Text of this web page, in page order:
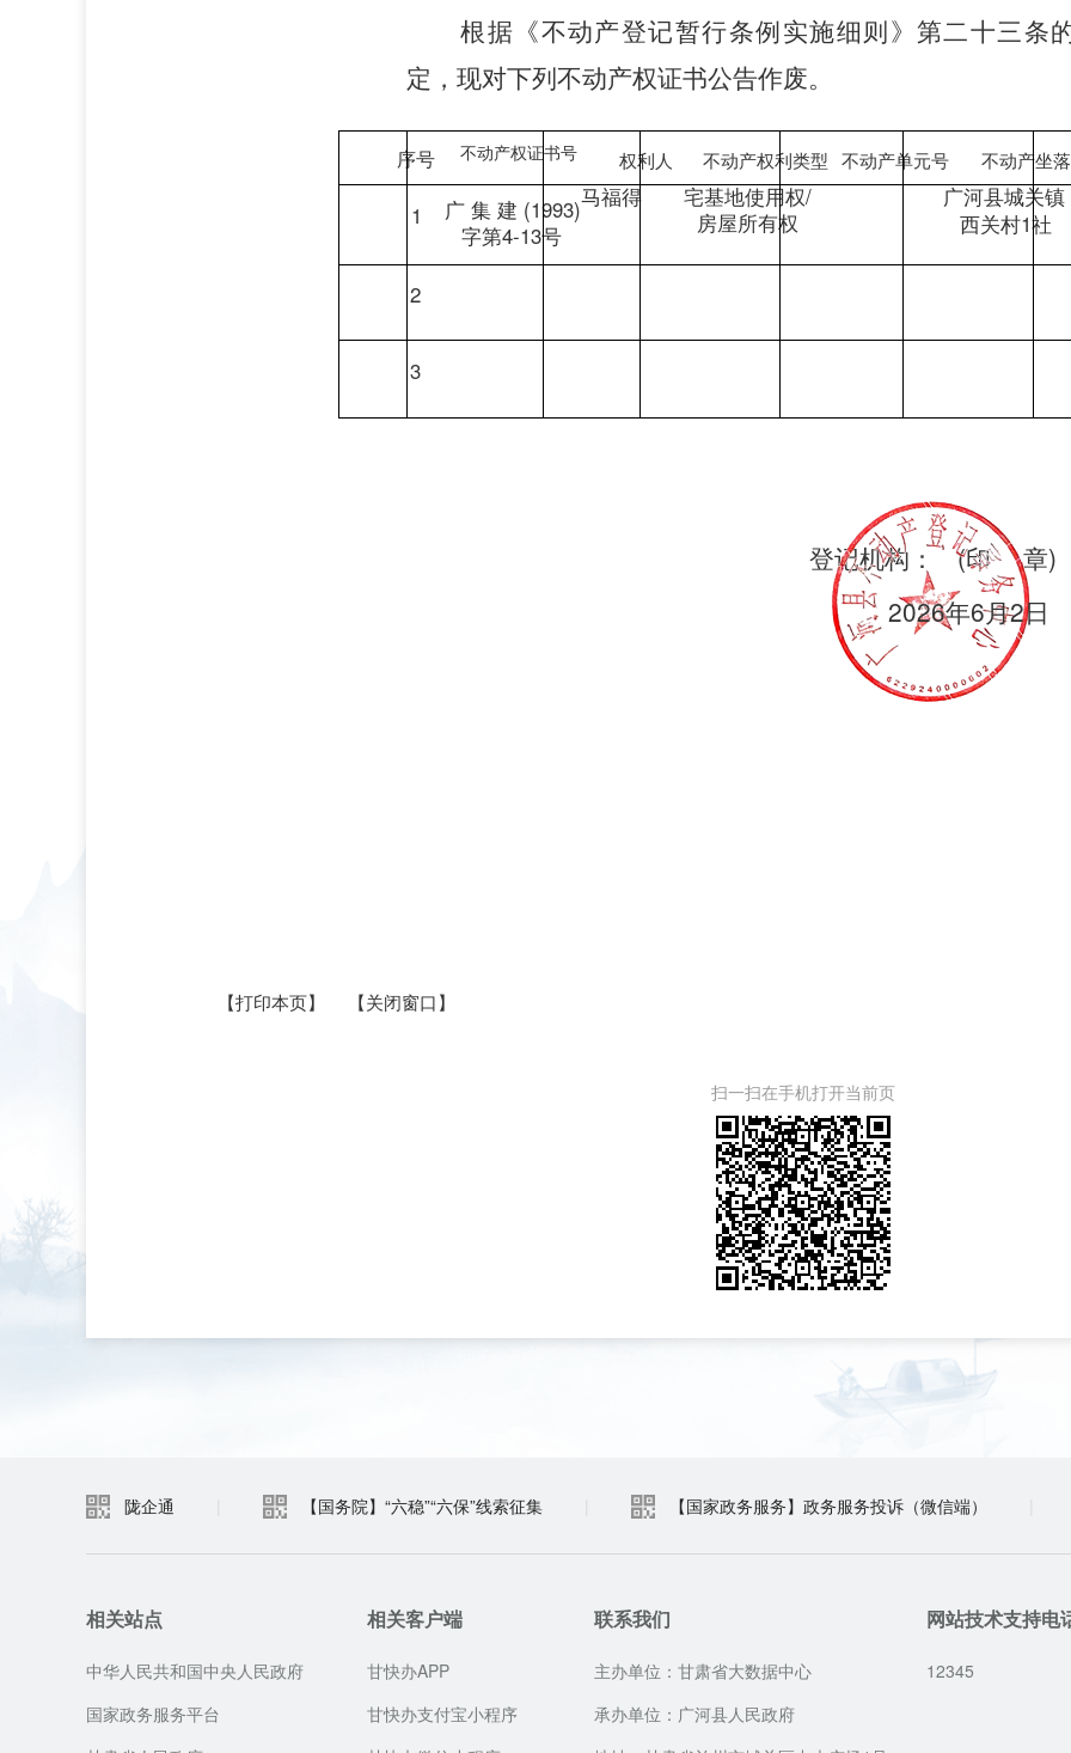
根据 《不动产登记暂行条例实施细则》 第二十三条
定，现对下列不动产权证书公告作废。
序号 不动产权证书号 权利人 不动产权利类型 不动产单元号 不动产坐落
广 集 建 (1993)马福得 宅基地使用权/ 广河县城关镇
1 房屋所有权 西关村1社
字第4-13号
2
3
登记机构： (印
章)
2026年6月2日
【打印本页】 【关闭窗口】
扫一扫在手机打开当前页
陇企通 【国务院】“六稳”“六保”线索征集 【国家政务服务】政务服务投诉（微信端）
相关站点
中华人民共和国中央人民政府
国家政务服务平台
相关客户端
甘快办APP
甘快办支付宝小程序
联系我们
主办单位：甘肃省大数据中心
承办单位：广河县人民政府
网站技术支持电
12345